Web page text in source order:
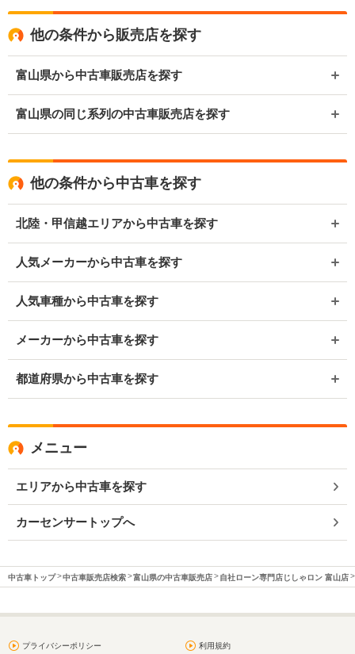
他の条件から販売店を探す
富山県から中古車販売店を探す
富山県の同じ系列の中古車販売店を探す
他の条件から中古車を探す
北陸・甲信越エリアから中古車を探す
人気メーカーから中古車を探す
人気車種から中古車を探す
メーカーから中古車を探す
都道府県から中古車を探す
メニュー
エリアから中古車を探す
カーセンサートップへ
中古車トップ 中古車販売店検索 富山県の中古車販売店 自社ローン専門店じしゃロン 富山店
プライバシーポリシー 利用規約